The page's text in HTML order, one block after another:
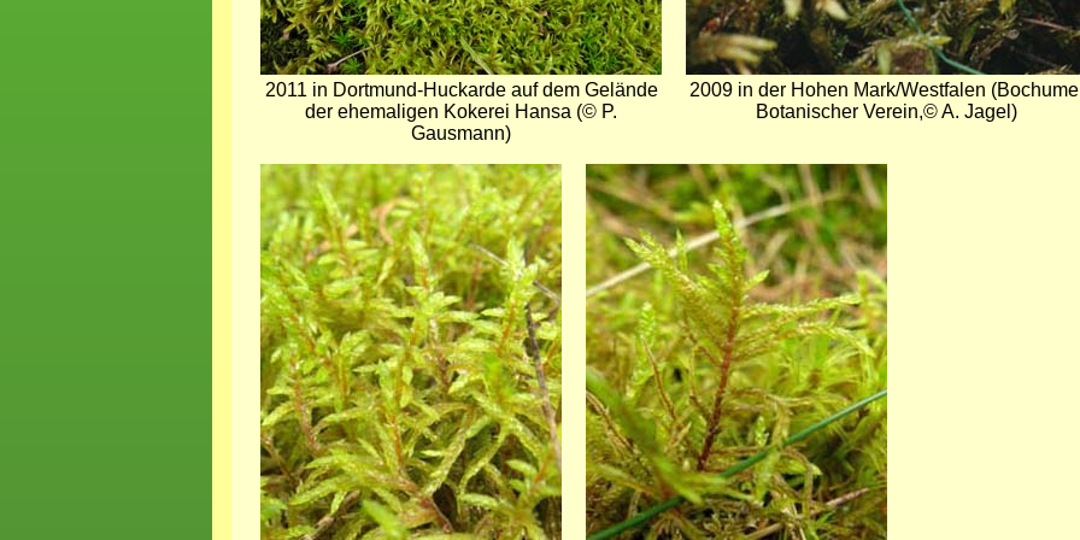
2011 in Dortmund-Huckarde auf dem Gelände
der ehemaligen Kokerei Hansa (© P.
Gausmann)
2009 in der Hohen Mark/Westfalen
Botanischer Verein,© A. Jagel)
Bild Bild